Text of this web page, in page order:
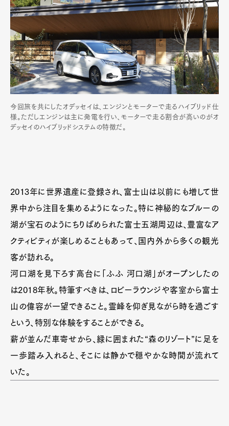
今回旅を共にしたオデッセイは、エンジンとモーターで走るハイブリッド仕
様。ただしエンジンは主に発電を行い、モーターで走る割合が高いのがオ
デッセイのハイブリッドシステムの特徴だ。
2013年に世界遺産に登録され、富士山は以前にも増して世
界中から注目を集めるようになった。特に神秘的なブルーの
湖が宝石のようにちりばめられた富士五湖周辺は、豊富なア
クティビティが楽しめることもあって、国内外から多くの観光
客が訪れる。
河口湖を見下ろす高台に「ふふ 河口湖」がオープンしたの
は2018年秋。特筆すべきは、ロビーラウンジや客室から富士
山の偉容が一望できること。霊峰を仰ぎ見ながら時を過ごす
という、特別な体験をすることができる。
薪が並んだ車寄せから、緑に囲まれた“森のリゾート”に足を
一歩踏み入れると、そこには静かで穏やかな時間が流れて
いた。